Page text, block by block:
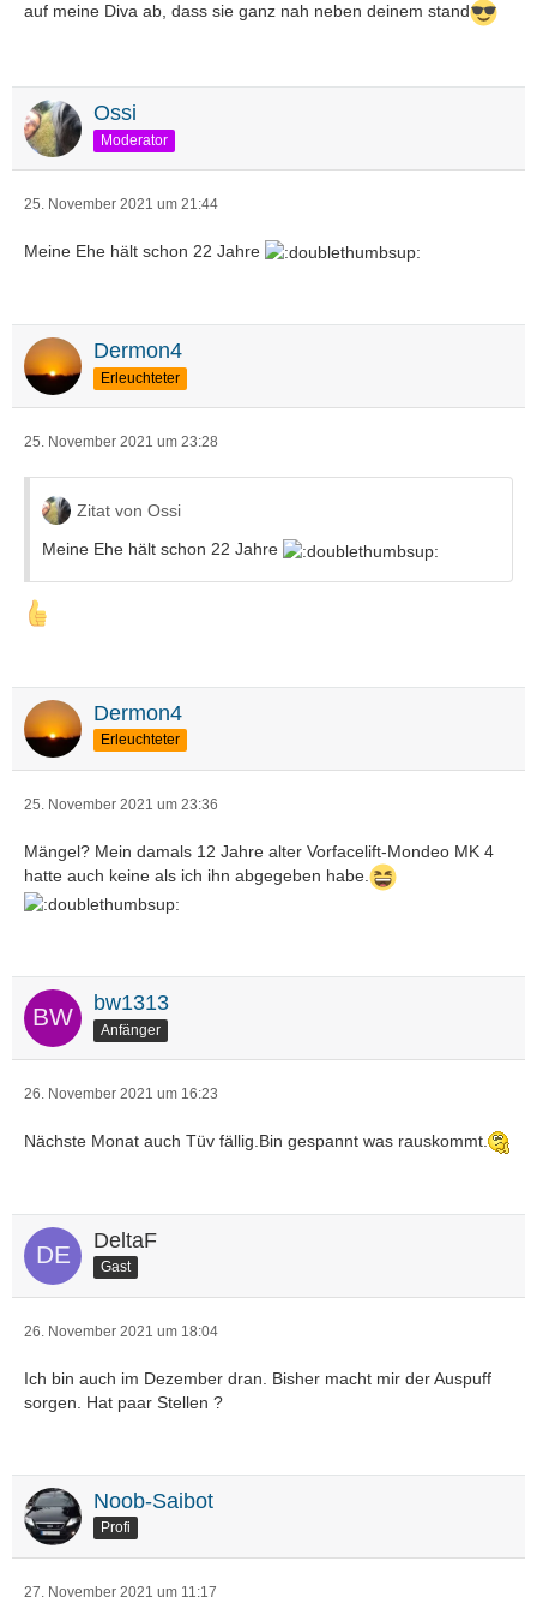
auf meine Diva ab, dass sie ganz nah neben deinem stand
Ossi
Moderator
25. November 2021 um 21:44
Meine Ehe hält schon 22 Jahre
Dermon4
Erleuchteter
25. November 2021 um 23:28
Zitat von Ossi
Meine Ehe hält schon 22 Jahre
Dermon4
Erleuchteter
25. November 2021 um 23:36
Mängel? Mein damals 12 Jahre alter Vorfacelift-Mondeo MK 4
hatte auch keine als ich ihn abgegeben habe.
bw1313
Anfänger
26. November 2021 um 16:23
Nächste Monat auch Tüv fällig.Bin gespannt was rauskommt.
DeltaF
Gast
26. November 2021 um 18:04
Ich bin auch im Dezember dran. Bisher macht mir der Auspuff
sorgen. Hat paar Stellen ?
Noob-Saibot
Profi
27. November 2021 um 11:17